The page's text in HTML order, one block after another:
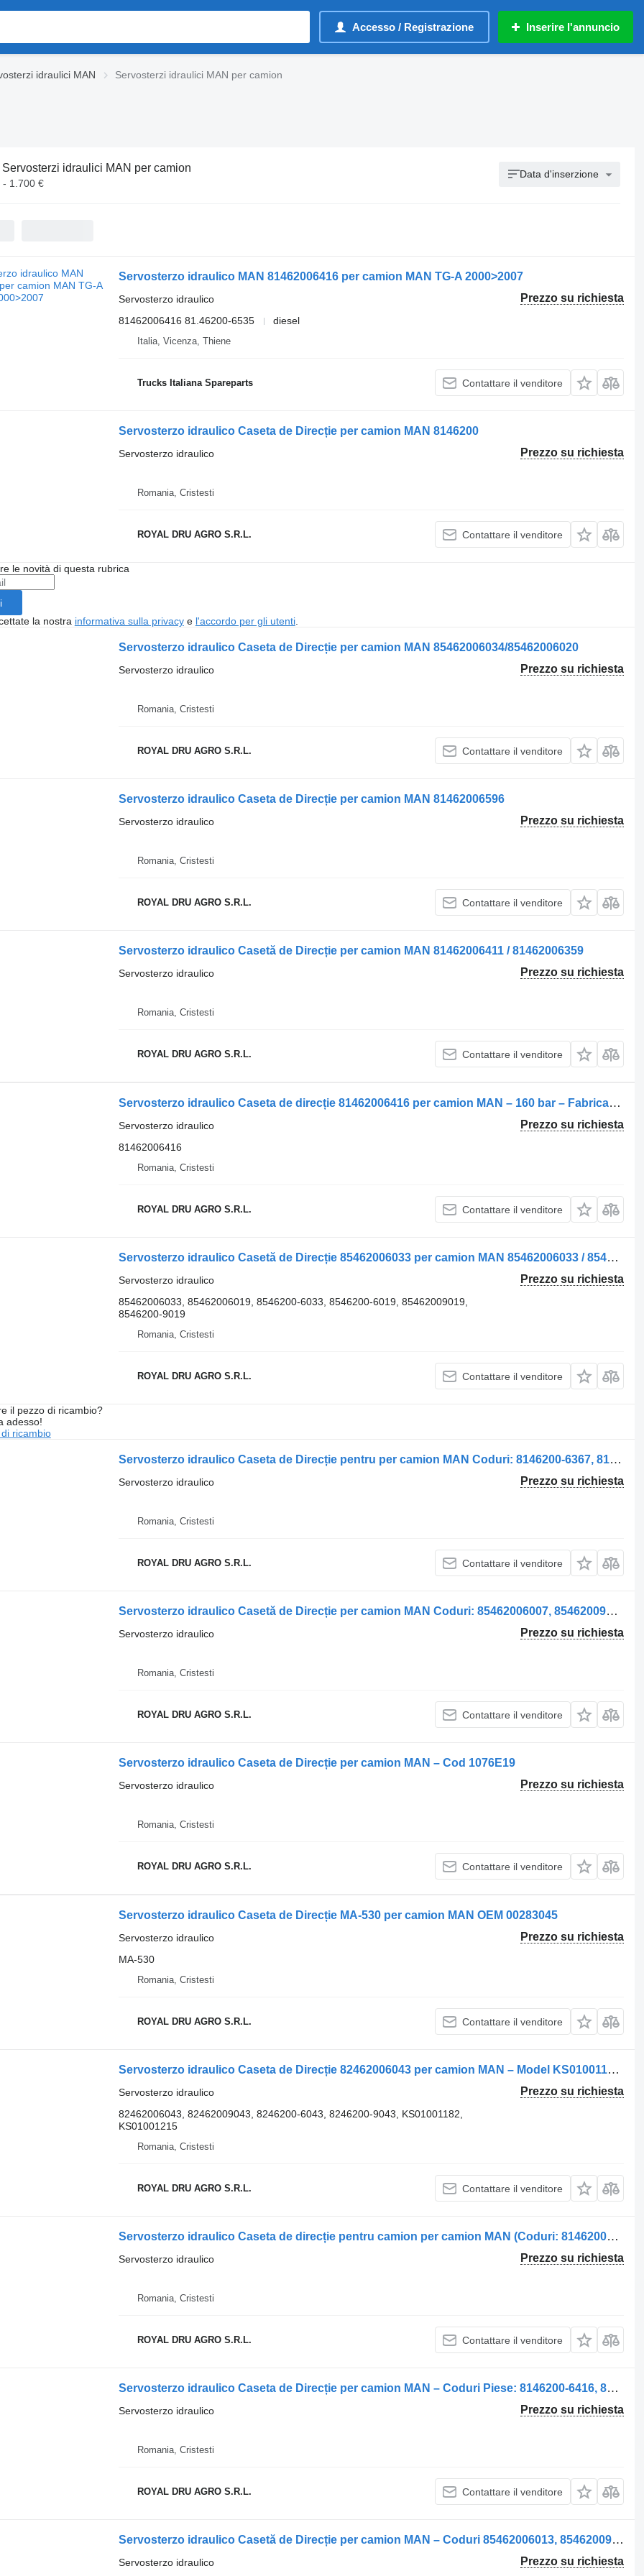
Accesso / Registrazione Inserire l'annuncio
idraulici MAN Servosterzi idraulici MAN per camion
Servosterzi idraulici MAN per camion
- 1.700 €
Data d'inserzione
Servosterzo idraulico MAN 81462006416 per camion MAN TG-A 2000>2007
Prezzo su richiesta
Servosterzo idraulico
81462006416 81.46200-6535
diesel
Italia, Vicenza, Thiene
Trucks Italiana Spareparts Contattare il venditore
Servosterzo idraulico Caseta de Direcție per camion MAN 8146200
Prezzo su richiesta
Servosterzo idraulico
Romania, Cristesti
ROYAL DRU AGRO S.R.L. Contattare il venditore
le novità di questa rubrica
la nostra informativa sulla privacye l'accordo per gli utenti.
Servosterzo idraulico Caseta de Direcție per camion MAN 85462006034/85462006020
Prezzo su richiesta
Servosterzo idraulico
Romania, Cristesti
ROYAL DRU AGRO S.R.L. Contattare il venditore
Servosterzo idraulico Caseta de Direcție per camion MAN 81462006596
Prezzo su richiesta
Servosterzo idraulico
Romania, Cristesti
ROYAL DRU AGRO S.R.L. Contattare il venditore
Servosterzo idraulico Casetă de Direcție per camion MAN 81462006411 / 81462006359
Prezzo su richiesta
Servosterzo idraulico
Romania, Cristesti
ROYAL DRU AGRO S.R.L. Contattare il venditore
Servosterzo idraulico Caseta de direcție 81462006416 per camion MAN – 160 bar – Fabricat în Germania
Prezzo su richiesta
Servosterzo idraulico
81462006416
Romania, Cristesti
ROYAL DRU AGRO S.R.L. Contattare il venditore
Servosterzo idraulico Casetă de Direcție 85462006033 per camion MAN 85462006033 / 85462006019 / 85462009019
Prezzo su richiesta
Servosterzo idraulico
85462006033, 85462006019, 8546200-6033, 8546200-6019, 85462009019,
8546200-9019
Romania, Cristesti
ROYAL DRU AGRO S.R.L. Contattare il venditore
il pezzo di ricambio?
adesso!
ricambio
Servosterzo idraulico Caseta de Direcție pentru per camion MAN Coduri: 8146200-6367, 81462006367, 8146200-9367, 81462009367, 36462006017, 3646200-6017
Prezzo su richiesta
Servosterzo idraulico
Romania, Cristesti
ROYAL DRU AGRO S.R.L. Contattare il venditore
Servosterzo idraulico Casetă de Direcție per camion MAN Coduri: 85462006007, 85462009007, 85466013037
Prezzo su richiesta
Servosterzo idraulico
Romania, Cristesti
ROYAL DRU AGRO S.R.L. Contattare il venditore
Servosterzo idraulico Caseta de Direcție per camion MAN – Cod 1076E19
Prezzo su richiesta
Servosterzo idraulico
Romania, Cristesti
ROYAL DRU AGRO S.R.L. Contattare il venditore
Servosterzo idraulico Caseta de Direcție MA-530 per camion MAN OEM 00283045
Prezzo su richiesta
Servosterzo idraulico
MA-530
Romania, Cristesti
ROYAL DRU AGRO S.R.L. Contattare il venditore
Servosterzo idraulico Caseta de Direcție 82462006043 per camion MAN – Model KS01001182/KS01001215 – Coduri OEM: 82462006043 / 82462009043
Prezzo su richiesta
Servosterzo idraulico
82462006043, 82462009043, 8246200-6043, 8246200-9043, KS01001182,
KS01001215
Romania, Cristesti
ROYAL DRU AGRO S.R.L. Contattare il venditore
Servosterzo idraulico Caseta de direcție pentru camion per camion MAN (Coduri: 81462006369, 81462009369, 81462006016, 81462006344)
Prezzo su richiesta
Servosterzo idraulico
Romania, Cristesti
ROYAL DRU AGRO S.R.L. Contattare il venditore
Servosterzo idraulico Caseta de Direcție per camion MAN – Coduri Piese: 8146200-6416, 8146200-9416, 8146200-6357, 8146200-9357, 8146200-6535, 81466010480
Prezzo su richiesta
Servosterzo idraulico
Romania, Cristesti
ROYAL DRU AGRO S.R.L. Contattare il venditore
Servosterzo idraulico Casetă de Direcție per camion MAN – Coduri 85462006013, 85462009013
Prezzo su richiesta
Servosterzo idraulico